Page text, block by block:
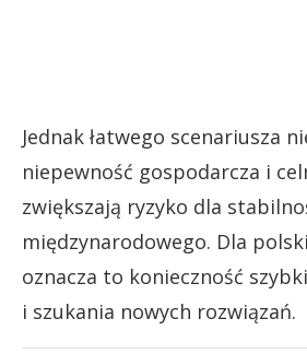
Jednak łatwego scenariusza
niepewność gospodarcza i
zwiększają ryzyko dla
międzynarodowego. Dla
oznacza to konieczność
i szukania nowych rozwiązań.